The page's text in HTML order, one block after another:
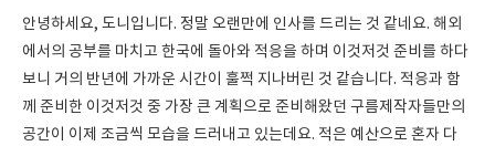
안녕하세요, 도니입니다. 정말 오랜만에 인사를 드리는 것 같네요. 해외
에서의 공부를 마치고 한국에 돌아와 적응을 하며 이것저것 준비를 하다
보니 거의 반년에 가까운 시간이 훌쩍 지나버린 것 같습니다. 적응과 함
께 준비한 이것저것 중 가장 큰 계획으로 준비해왔던 구름제작자들만의
공간이 이제 조금씩 모습을 드러내고 있는데요. 적은 예산으로 혼자 다